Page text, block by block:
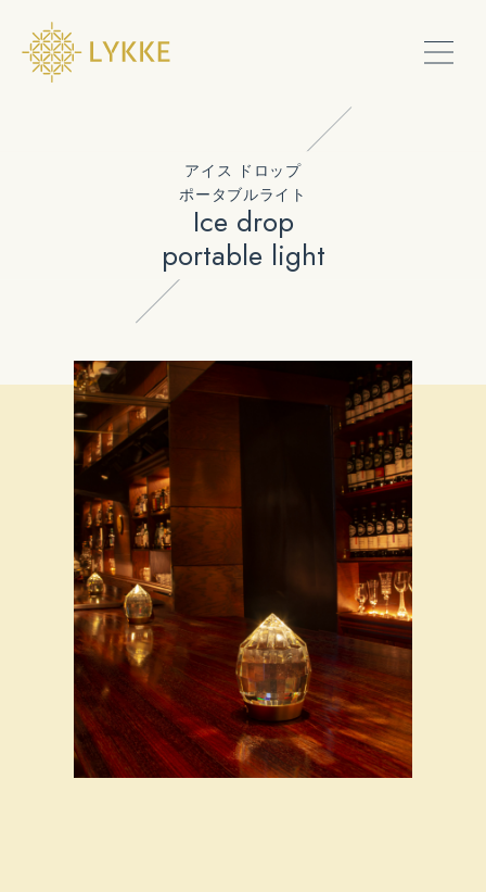
SHOW ROOM
CONTACT
ONLINE
アイス ドロップ
ポータブルライト
Ice drop
portable light